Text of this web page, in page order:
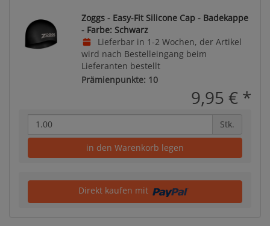
Zoggs - Easy-Fit Silicone Cap - Badekappe
- Farbe: Schwarz
Lieferbar in 1-2 Wochen, der Artikel
wird nach Bestelleingang beim
Lieferanten bestellt
Prämienpunkte: 10
9,95 € *
Stk.
in den Warenkorb legen
Direkt kaufen mit